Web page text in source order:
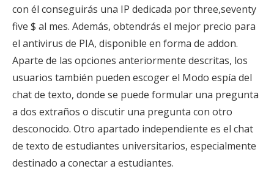
con él conseguirás una IP dedicada por three,seventy
five $ al mes. Además, obtendrás el mejor precio para
el antivirus de PIA, disponible en forma de addon.
Aparte de las opciones anteriormente descritas, los
usuarios también pueden escoger el Modo espía del
chat de texto, donde se puede formular una pregunta
a dos extraños o discutir una pregunta con otro
desconocido. Otro apartado independiente es el chat
de texto de estudiantes universitarios, especialmente
destinado a conectar a estudiantes.